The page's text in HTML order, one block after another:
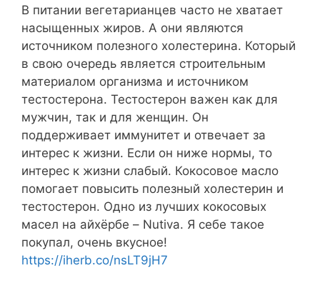
В питании вегетарианцев часто не хватает
насыщенных жиров. А они являются
источником полезного холестерина. Который
в свою очередь является строительным
материалом организма и источником
тестостерона. Тестостерон важен как для
мужчин, так и для женщин. Он
поддерживает иммунитет и отвечает за
интерес к жизни. Если он ниже нормы, то
интерес к жизни слабый. Кокосовое масло
помогает повысить полезный холестерин и
тестостерон. Одно из лучших кокосовых
масел на айхёрбе – Nutiva. Я себе такое
покупал, очень вкусное!
https://iherb.co/nsLT9jH7